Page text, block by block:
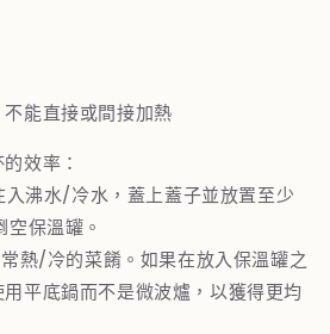
能直接或間接加熱
效率：
沸水/冷水，蓋上蓋子並放置至少
保溫罐。
熱/冷的菜餚。如果在放入保溫罐之
平底鍋而不是微波爐，以獲得更均